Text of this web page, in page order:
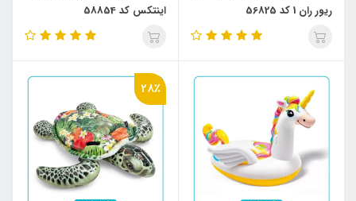
ریور ران 1 کد 56825
اینتکس کد 58854
28٪